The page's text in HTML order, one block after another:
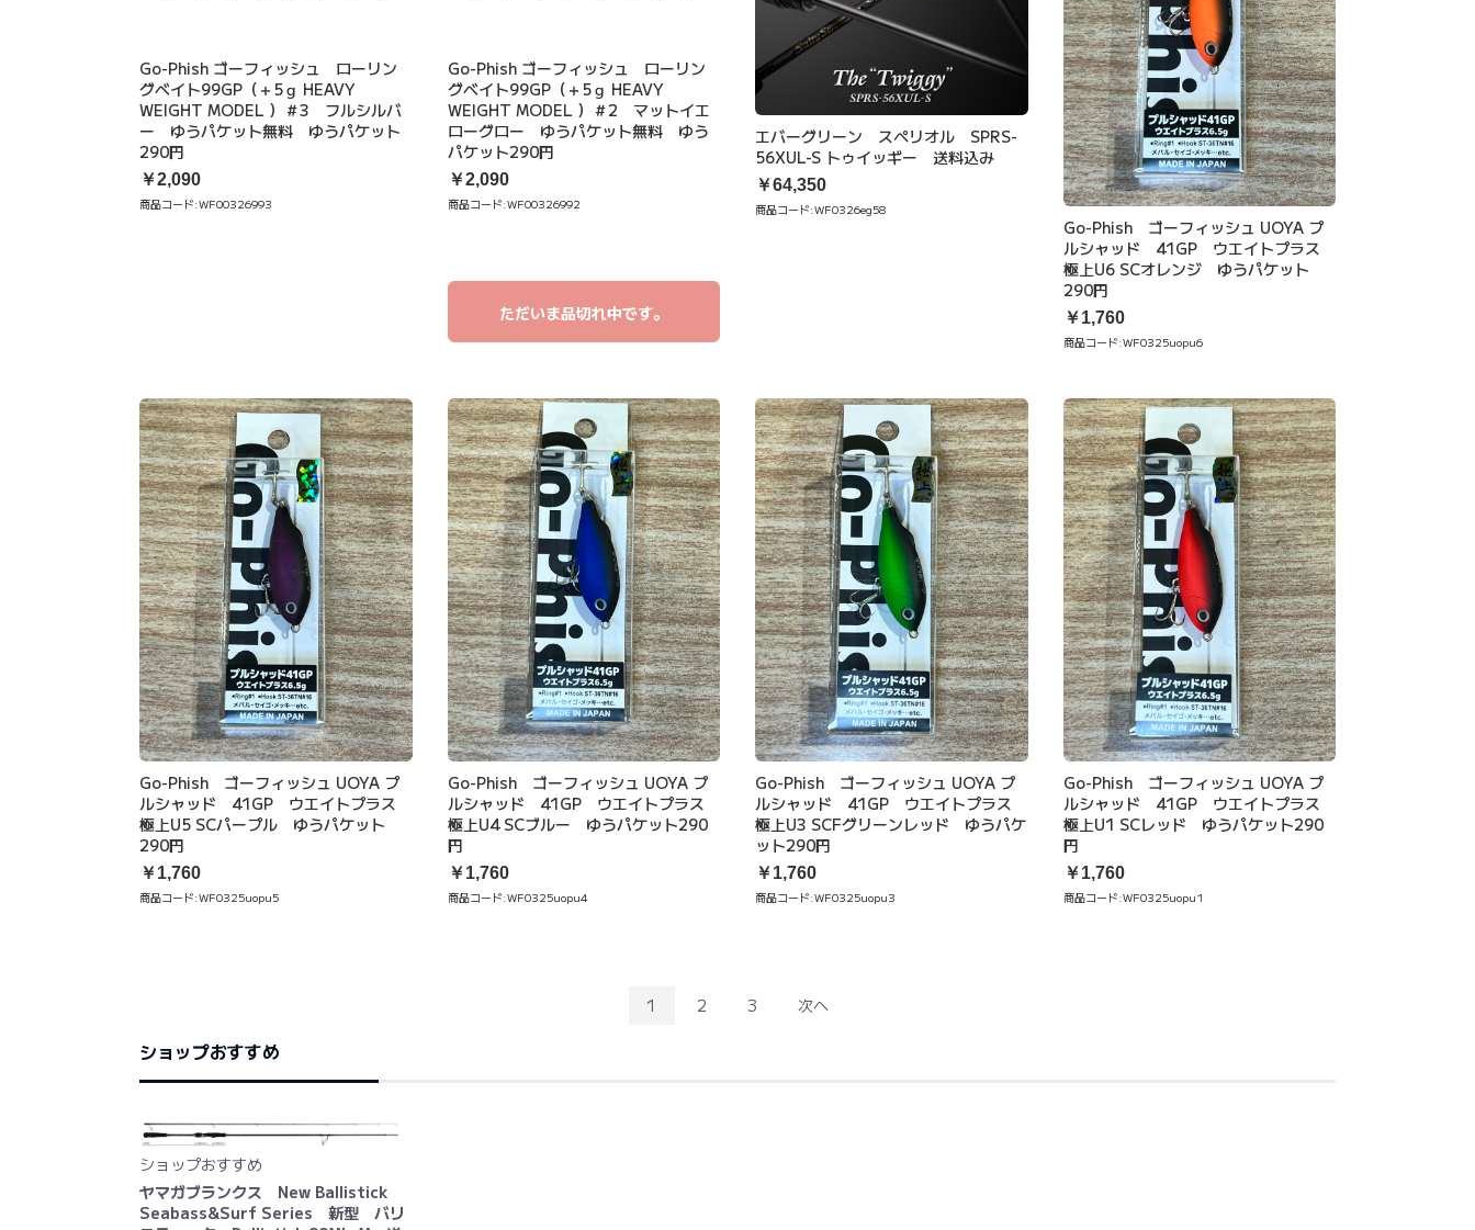
Go-Phish ゴーフィッシュ ローリン
グベイト99GP（＋5ｇ HEAVY
WEIGHT MODEL ）＃3 フルシルバ
ー ゆうパケット無料 ゆうパケット
290円
￥2,090
商品コード:WF00326993
Go-Phish ゴーフィッシュ ローリン
グベイト99GP（＋5ｇ HEAVY
WEIGHT MODEL ）＃2 マットイエ
ローグロー ゆうパケット無料 ゆう
パケット290円
￥2,090
商品コード:WF00326992
ただいま品切れ中です。
エバーグリーン スペリオル SPRS-
56XUL-S トゥイッギー 送料込み
￥64,350
商品コード:WF0326eg58
Go-Phish ゴーフィッシュ UOYA プ
ルシャッド 41GP ウエイトプラス
極上U6 SCオレンジ ゆうパケット
290円
￥1,760
商品コード:WF0325uopu6
Go-Phish ゴーフィッシュ UOYA プ
ルシャッド 41GP ウエイトプラス
極上U5 SCパープル ゆうパケット
290円
￥1,760
商品コード:WF0325uopu5
Go-Phish ゴーフィッシュ UOYA プ
ルシャッド 41GP ウエイトプラス
極上U4 SCブルー ゆうパケット290
円
￥1,760
商品コード:WF0325uopu4
Go-Phish ゴーフィッシュ UOYA プ
ルシャッド 41GP ウエイトプラス
極上U3 SCFグリーンレッド ゆうパケ
ット290円
￥1,760
商品コード:WF0325uopu3
Go-Phish ゴーフィッシュ UOYA プ
ルシャッド 41GP ウエイトプラス
極上U1 SCレッド ゆうパケット290
円
￥1,760
商品コード:WF0325uopu1
1 2 3 次へ
ショップおすすめ
ショップおすすめ
ヤマガブランクス New Ballistick
Seabass&Surf Series 新型 バリ